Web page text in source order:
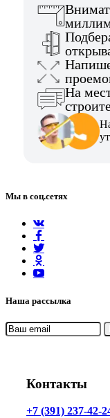
На
Мы в соц.сетях
Наша рассылка
Контакты
+7 (391) 237-42-